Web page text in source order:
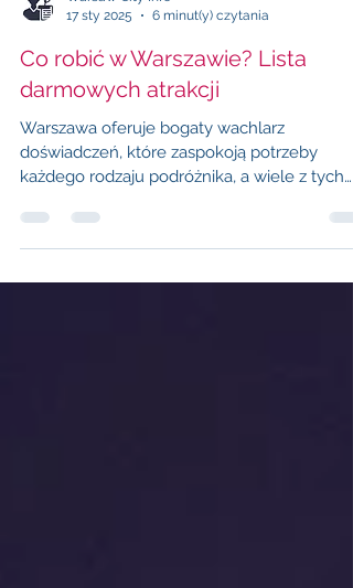
Warsaw City Info
17 sty 2025
6 minut(y) czytania
Co robić w Warszawie? Lista
darmowych atrakcji
Warszawa oferuje bogaty wachlarz
każdego rodzaju podróżnika, a wiele z tych
atrakcji jest bezpłatnych.